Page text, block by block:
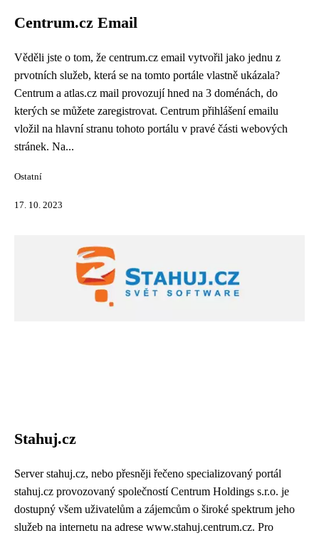
Centrum.cz Email
Věděli jste o tom, že centrum.cz email vytvořil jako jednu z
prvotních služeb, která se na tomto portále vlastně ukázala?
Centrum a atlas.cz mail provozují hned na 3 doménách, do
kterých se můžete zaregistrovat. Centrum přihlášení emailu
vložil na hlavní stranu tohoto portálu v pravé části webových
stránek. Na...
Ostatní
17. 10. 2023
Stahuj.cz
Server stahuj.cz, nebo přesněji řečeno specializovaný portál
stahuj.cz provozovaný společností Centrum Holdings s.r.o. je
dostupný všem uživatelům a zájemcům o široké spektrum jeho
služeb na internetu na adrese www.stahuj.centrum.cz. Pro